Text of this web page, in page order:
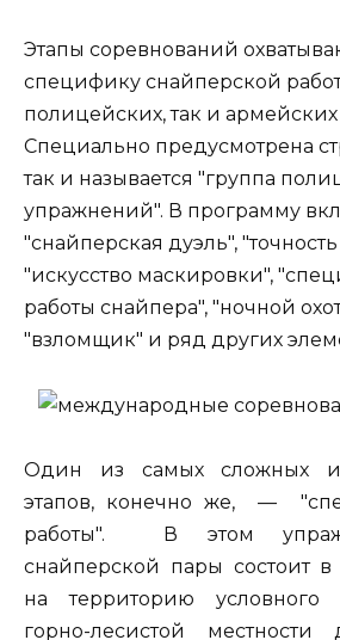
Этапы соревнований
специфику снайперской
полицейских, так и
Специально предусмотрена
так и называется "группа
упражнений". В программу
"снайперская дуэль",
"искусство маскировки",
работы снайпера", "ночной
"взломщик" и ряд других
Один из самых сложных и
этапов, конечно же, —
работы". В этом
снайперской пары состоит
на территорию условного
горно-лесистой